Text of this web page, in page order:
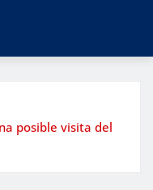
posible visita del